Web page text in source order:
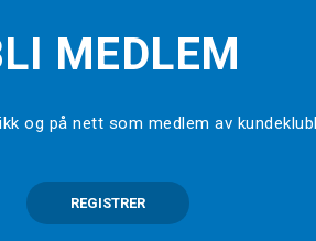
MEDLEM
og på nett som medlem av
REGISTRER